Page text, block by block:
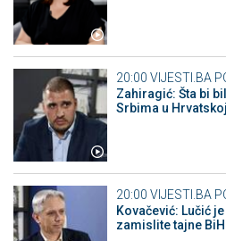
20:00 VIJESTI.BA
Zahiragić: Šta bi
Srbima u
20:00 VIJESTI.BA
Kovačević: Lučić
zamislite tajne